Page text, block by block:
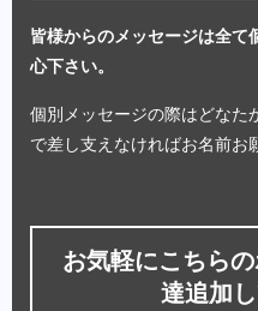
皆様からのメッセージは全て
心下さい。
個別メッセージの際はどなた
で差し支えなければお名前お
お気軽にこちら
達追加